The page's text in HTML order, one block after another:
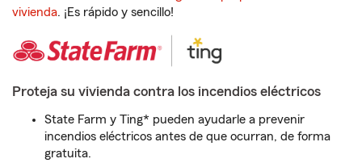
vivienda. ¡Es rápido y sencillo!
Proteja su vivienda contra los incendios eléctricos
State Farm y Ting* pueden ayudarle a prevenir
incendios eléctricos antes de que ocurran, de forma
gratuita.